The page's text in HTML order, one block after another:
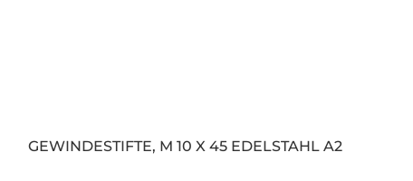
GEWINDESTIFTE, M 10 X 45 EDELSTAHL A2